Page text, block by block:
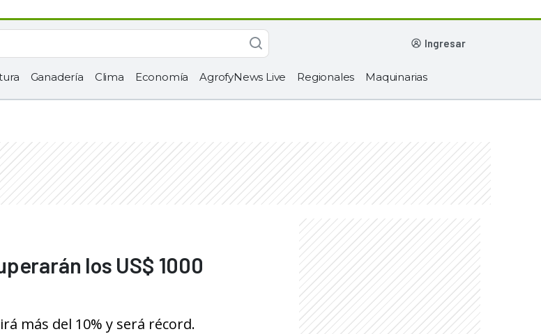
ingresar
Ganadería Clima Economía AgrofyNews Live Regionales Maquinarias
los US$ 1000
más del 10% y será récord.